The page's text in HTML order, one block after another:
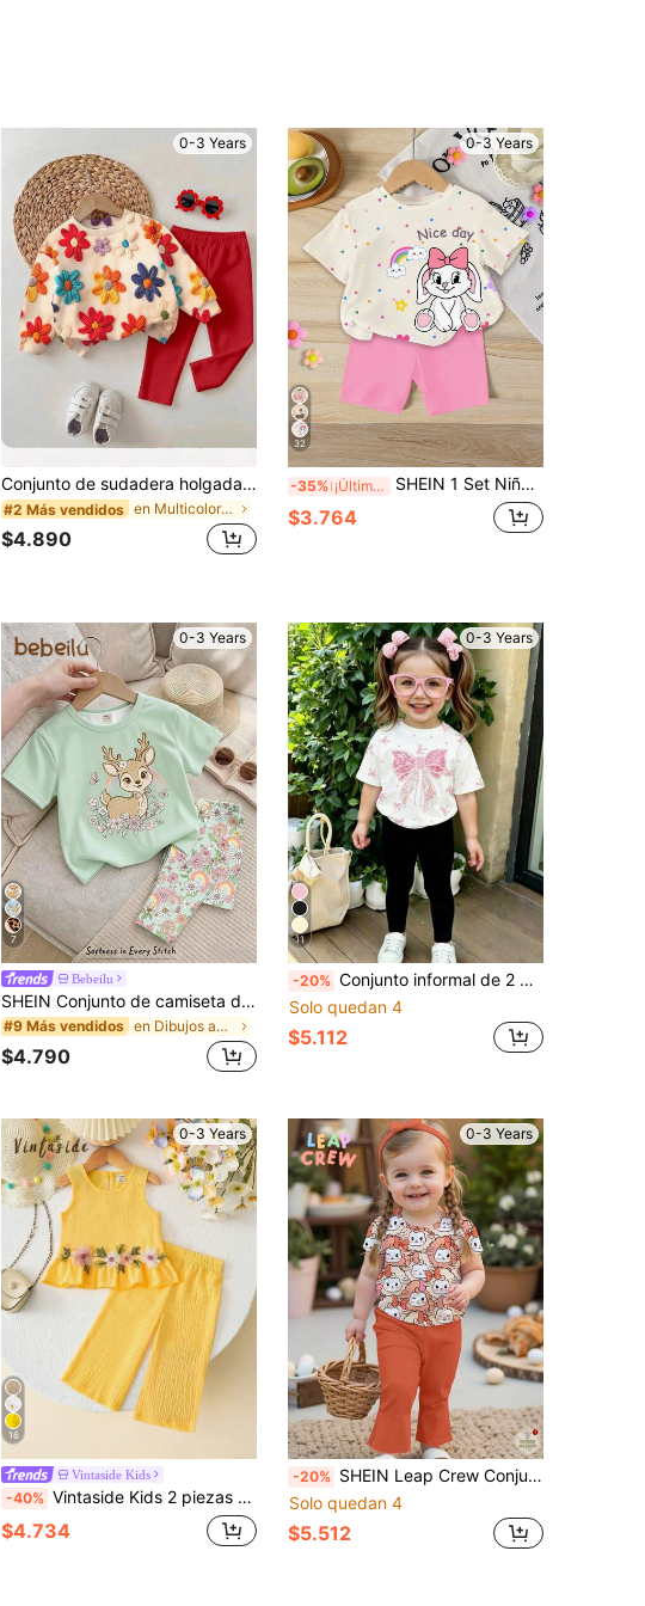
0-3 Years
Conjunto de sudadera holgada de cuello redondo y pantalones largos con cintura elástica para bebé niña, estilo casual minimalista, adecuado para otoño/invierno
#2 Más vendidos en Multicolor Conjuntos para niñas
$4.890
0-3 Years
32
-35% ¡Últimos 2 días SHEIN 1 Set Niñas Bebé Lindo Orejas de Conejo Estampado de Leopardo y Corazón Camiseta de Cuello Redondo de Manga Corta y Pantalones Cortos de Punto Conjunto Lindo, Conjunto de Camiseta con Estampado de Conejo de Dibujos Animados, Primavera a Verano, Conjuntos de Verano, Conjunto de Pascua
$3.764
0-3 Years
7
Bebeilu
SHEIN Conjunto de camiseta de manga corta holgada con cuello redondo y leggings con estampado de dibujos animados minimalista casual para niña bebé, adecuado para primavera y verano
#9 Más vendidos en Dibujos animados Conjuntos de camisetas para ni
$4.790
0-3 Years
11
-20% Conjunto informal de 2 piezas para niñas bebé, con camiseta de manga corta de cuello redondo holgada con estampado de lazo y leggings negros, para primavera/verano
Solo quedan 4
$5.112
0-3 Years
16
Vintaside Kids
-40% Vintaside Kids 2 piezas Conjunto de top sin mangas y pantalones casuales y lindos con decoración floral 3D para bebé niña, adecuado para uso casual, lindo, en casa, vacaciones y uso diario
$4.734
0-3 Years
-20% SHEIN Leap Crew Conjunto de top de manga corta y pantalones para bebé niña, casual, lindo, con estampado de cordero de dibujos animados colorido, primavera/verano
Solo quedan 4
$5.512